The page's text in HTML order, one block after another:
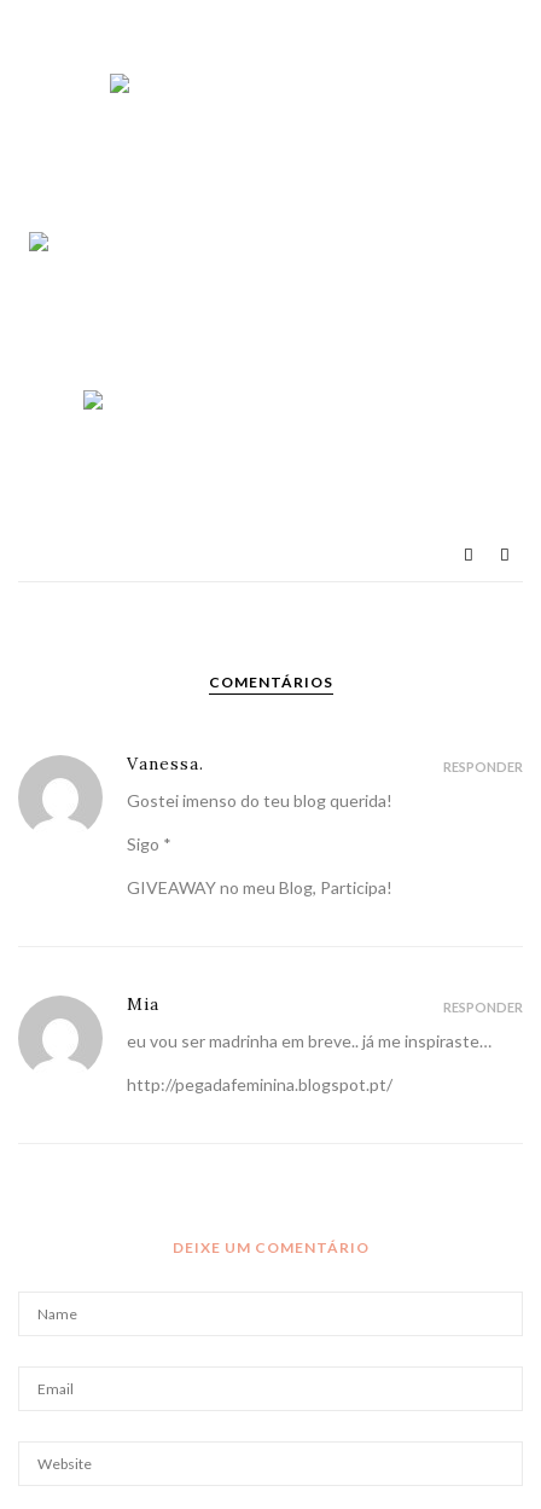
COMENTÁRIOS
Vanessa.
Gostei imenso do teu blog querida!
Sigo *
GIVEAWAY no meu Blog, Participa!
RESPONDER
Mia
eu vou ser madrinha em breve.. já me inspiraste…
http://pegadafeminina.blogspot.pt/
RESPONDER
DEIXE UM COMENTÁRIO